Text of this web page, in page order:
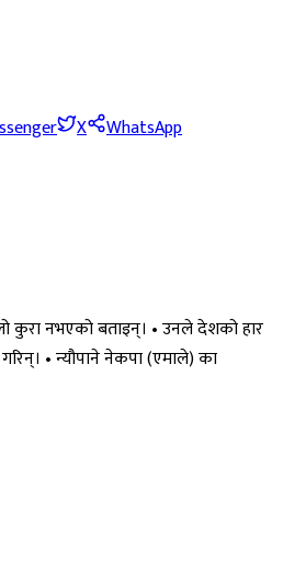
X WhatsApp
कुरा नभएको बताइन्। • उनले देशको हार
• न्यौपाने नेकपा (एमाले) का